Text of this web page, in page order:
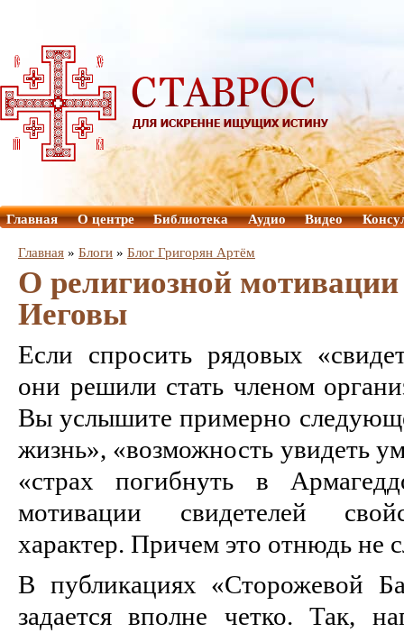
Главная О центре Библиотека Аудио Видео
Главная » Блоги » Блог Григорян Артём
О религиозной мотивации
Иеговы
Если спросить рядовых
они решили стать членом
Вы услышите примерно
жизнь», «возможность увидеть
«страх погибнуть в
мотивации свидетелей
характер. Причем это отнюдь не
В публикациях «Сторожевой
задается вполне четко. Так,